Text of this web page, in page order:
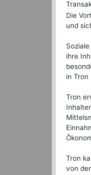
Die
und
ihre
in
Tron
Tron
von der